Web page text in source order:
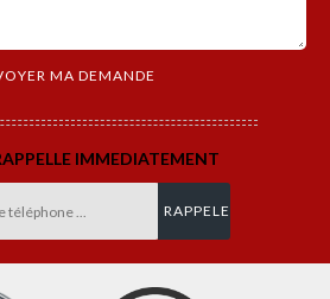
IMMEDIATEMENT